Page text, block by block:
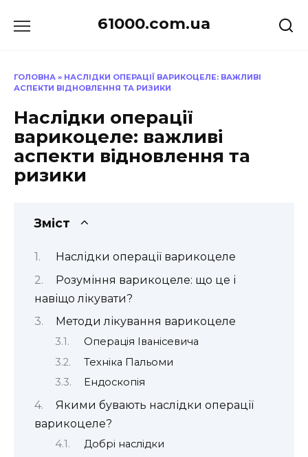
до
61000.com.ua
ГОЛОВНА » НАСЛІДКИ ОПЕРАЦІЇ ВАРИКОЦЕЛЕ: ВАЖЛИВІ
АСПЕКТИ ВІДНОВЛЕННЯ ТА РИЗИКИ
Наслідки операції
варикоцеле: важливі
аспекти відновлення та
ризики
Зміст
Наслідки операції варикоцеле
Розуміння варикоцеле: що це і
навіщо лікувати?
Методи лікування варикоцеле
Операція Іванісевича
Техніка Пальоми
Ендоскопія
Якими бувають наслідки операції
варикоцеле?
Добрі наслідки